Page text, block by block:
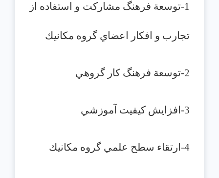
1-توسعة فرهنگ مشاركت و استفاده از
تجارب و افكار اعضاي گروه مكانيك
2-توسعة فرهنگ كار گروهي
3-افزايش كيفيت آموزشي
4-ارتقاء سطح علمي گروه مكانيك